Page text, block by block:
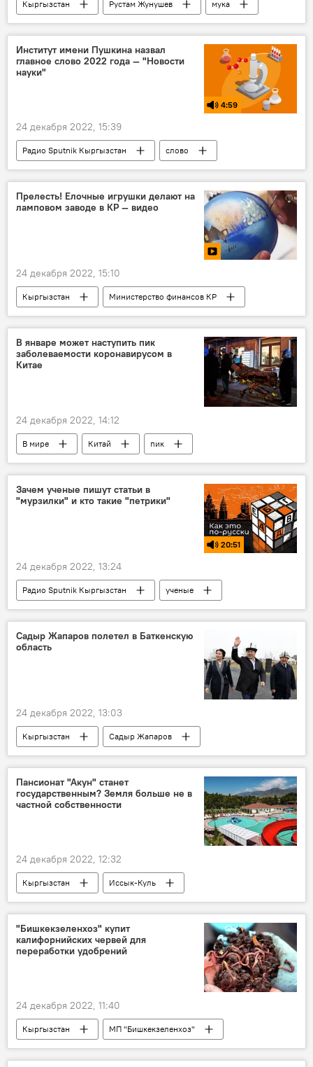
Кыргызстан Рустам Жунушев
мука
зерно
подорожание
Ассоциация мукомольных предприятий КР
хлеб
Институт имени Пушкина назвал
главное слово 2022 года — "Новости
науки"
4:59
24 декабря 2022, 15:39
Радио Sputnik Кыргызстан
слово
год
русский язык
Институт Пушкина
Новости науки и новых технологий
В мире
Прелесть! Елочные игрушки делают на
ламповом заводе в КР — видео
24 декабря 2022, 15:10
Кыргызстан
Министерство финансов КР
Майлуу-Сууйский ламповый завод
игрушки
видео
Новости Киргизии
В январе может наступить пик
заболеваемости коронавирусом в
Китае
24 декабря 2022, 14:12
В мире Китай
пик
коронавирус
заболеваемость
Зачем ученые пишут статьи в
"мурзилки" и кто такие "петрики"
20:51
24 декабря 2022, 13:24
Радио Sputnik Кыргызстан
ученые
язык
наука
Подкасты РИА Новости
Россия
Садыр Жапаров полетел в Баткенскую
область
24 декабря 2022, 13:03
Кыргызстан
Садыр Жапаров
Баткенская область
визит
Пансионат "Акун" станет
государственным? Земля больше не в
частной собственности
24 декабря 2022, 12:32
Кыргызстан
Иссык-Куль
пансионат
ГКНБ
земля
государство
"Бишкекзеленхоз" купит
калифорнийских червей для
переработки удобрений
24 декабря 2022, 11:40
Кыргызстан
МП "Бишкекзеленхоз"
тендер
черви